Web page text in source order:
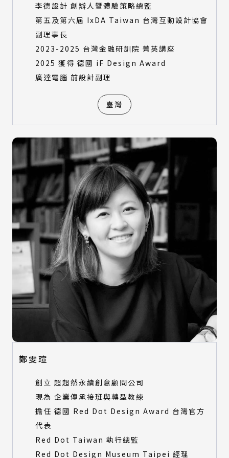
李德設計 創辦人暨體驗策略總監
第五及第六屆 IxDA Taiwan 台灣互動設計協會
副理事長
2023-2025 台灣金融研訓院 菁英講座
2025 獲得 德國 iF Design Award
廣達電腦 前設計副理
臺灣
鄭雯瑄
創立 超超然永續創意顧問公司
現為 企業傳承接班與轉型教練
擔任 德國 Red Dot Design Award 台灣官方
代表
Red Dot Taiwan 執行總監
Red Dot Design Museum Taipei 經理